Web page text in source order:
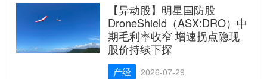
【异动股】明星国防股
DroneShield（ASX:DRO）中
期毛利率收窄 增速拐点隐现
股价持续下探
产经 2026-07-29